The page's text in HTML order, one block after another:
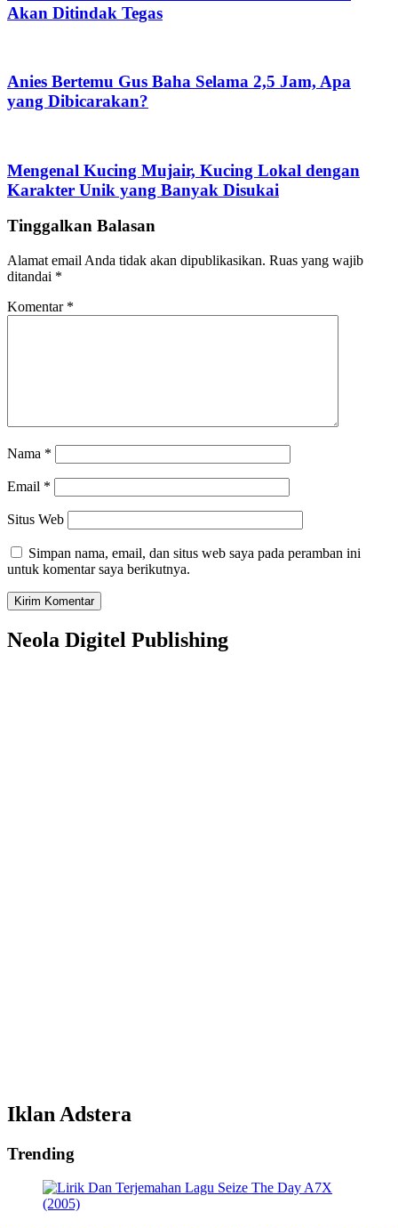
Akan Ditindak Tegas
Anies Bertemu Gus Baha Selama 2,5 Jam, Apa
yang Dibicarakan?
Mengenal Kucing Mujair, Kucing Lokal dengan
Karakter Unik yang Banyak Disukai
Tinggalkan Balasan
Alamat email Anda tidak akan dipublikasikan. Ruas yang wajib
ditandai *
Komentar *
Nama *
Email *
Situs Web
Simpan nama, email, dan situs web saya pada peramban ini
untuk komentar saya berikutnya.
Neola Digitel Publishing
Iklan Adstera
Trending